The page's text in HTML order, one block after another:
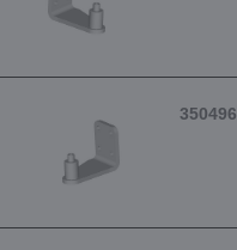
350496